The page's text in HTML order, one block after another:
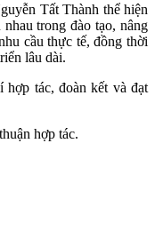
Tất Thành thể hiện
trong đào tạo, nâng
cầu thực tế, đồng thời
lâu dài.
tác, đoàn kết và đạt
hợp tác.